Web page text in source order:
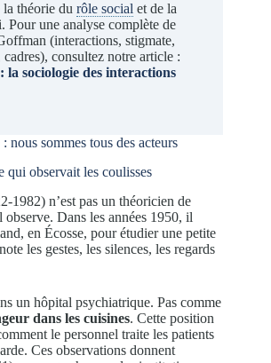
théorie du rôle social et de la
Pour une analyse complète de
(interactions, stigmate,
consultez notre article :
sociologie des interactions
nous sommes tous des acteurs
observait les coulisses
1982) n’est pas un théoricien de
Dans les années 1950, il
en Écosse, pour étudier une petite
les gestes, les silences, les regards
un hôpital psychiatrique. Pas comme
dans les cuisines. Cette position
le personnel traite les patients
Ces observations donnent